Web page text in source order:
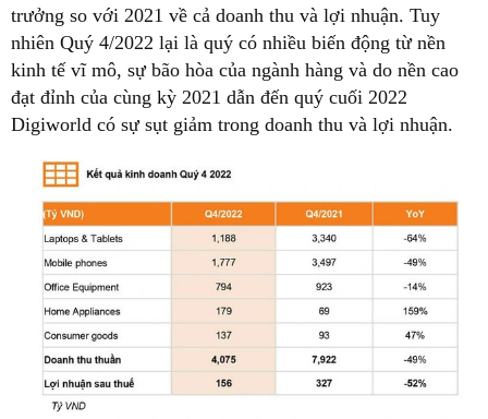
trưởng so với 2021 về cả doanh thu và lợi nhuận. Tuy
nhiên Quý 4/2022 lại là quý có nhiều biến động từ nền
kinh tế vĩ mô, sự bão hòa của ngành hàng và do nền cao
đạt đỉnh của cùng kỳ 2021 dẫn đến quý cuối 2022
Digiworld có sự sụt giảm trong doanh thu và lợi nhuận.